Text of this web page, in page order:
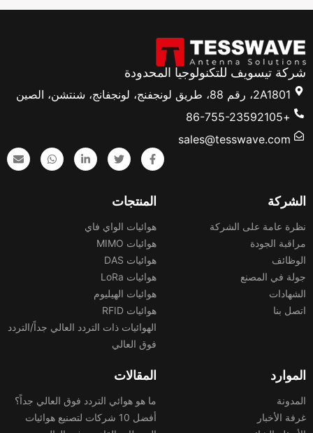
شركة تيسويف للتكنولوجيا المحدودة
2A1801، رقم 88، طريق لونجفنج، لونجفانج، شنتشن، الصين
+86-755-23592105
sales@tesswave.com
الشركة
نظرة عامة على الشركة
مراقبة الجودة
الوظائف
جولة في المصنع
الشهادات
اتصل بنا
المنتجات
هوائيات الواي فاي
هوائيات MIMO
هوائيات DAS
هوائيات LoRa
هوائيات الهيليوم
هوائيات RFID
الهوائيات ذات التردد العالي جداً/التردد
فوق العالي
الموارد
المدونة
غرفة الأخبار
المقالات
ما هو هوائي التردد فوق العالي جداً؟
أفضل 10 شركات لتصنيع هوائيات